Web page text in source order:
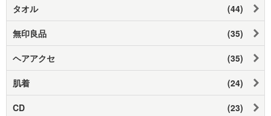
タオル (44)
無印良品 (35)
ヘアアクセ (35)
肌着 (24)
CD (23)